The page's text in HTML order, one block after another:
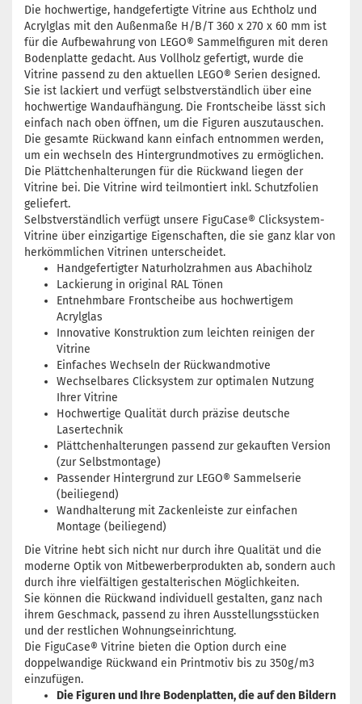
Die hochwertige, handgefertigte Vitrine aus Echtholz und
Acrylglas mit den Außenmaße H/B/T 360 x 270 x 60 mm ist
für die Aufbewahrung von LEGO® Sammelfiguren mit deren
Bodenplatte gedacht. Aus Vollholz gefertigt, wurde die
Vitrine passend zu den aktuellen LEGO® Serien designed.
Sie ist lackiert und verfügt selbstverständlich über eine
hochwertige Wandaufhängung. Die Frontscheibe lässt sich
einfach nach oben öffnen, um die Figuren auszutauschen.
Die gesamte Rückwand kann einfach entnommen werden,
um ein wechseln des Hintergrundmotives zu ermöglichen.
Die Plättchenhalterungen für die Rückwand liegen der
Vitrine bei. Die Vitrine wird teilmontiert inkl. Schutzfolien
geliefert.
Selbstverständlich verfügt unsere FiguCase® Clicksystem-
Vitrine über einzigartige Eigenschaften, die sie ganz klar von
herkömmlichen Vitrinen unterscheidet.
Handgefertigter Naturholzrahmen aus Abachiholz
Lackierung in original RAL Tönen
Entnehmbare Frontscheibe aus hochwertigem
Acrylglas
Innovative Konstruktion zum leichten reinigen der
Vitrine
Einfaches Wechseln der Rückwandmotive
Wechselbares Clicksystem zur optimalen Nutzung
Ihrer Vitrine
Hochwertige Qualität durch präzise deutsche
Lasertechnik
Plättchenhalterungen passend zur gekauften Version
(zur Selbstmontage)
Passender Hintergrund zur LEGO® Sammelserie
(beiliegend)
Wandhalterung mit Zackenleiste zur einfachen
Montage (beiliegend)
Die Vitrine hebt sich nicht nur durch ihre Qualität und die
moderne Optik von Mitbewerberprodukten ab, sondern auch
durch ihre vielfältigen gestalterischen Möglichkeiten.
Sie können die Rückwand individuell gestalten, ganz nach
ihrem Geschmack, passend zu ihren Ausstellungsstücken
und der restlichen Wohnungseinrichtung.
Die FiguCase® Vitrine bieten die Option durch eine
doppelwandige Rückwand ein Printmotiv bis zu 350g/m3
einzufügen.
Die Figuren und Ihre Bodenplatten, die auf den Bildern